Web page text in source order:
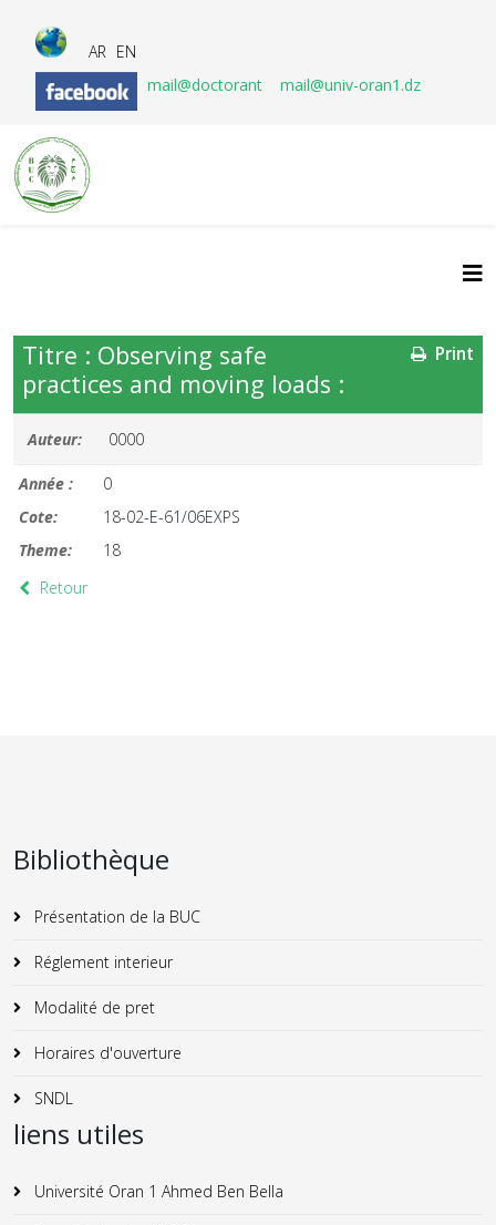
AR EN
mail@doctorant
mail@univ-oran1.dz
Print
Titre : Observing safe
practices and moving loads :
Auteur: 0000
Année :
0
Cote:
18-02-E-61/06EXPS
Theme:
18
Retour
Bibliothèque
Présentation de la BUC
Réglement interieur
Modalité de pret
Horaires d'ouverture
SNDL
liens utiles
Université Oran 1 Ahmed Ben Bella